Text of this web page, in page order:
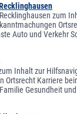
zum
Auto und Verkehr
Inhalt zur
Ortsrecht Karriere
Gesundheit